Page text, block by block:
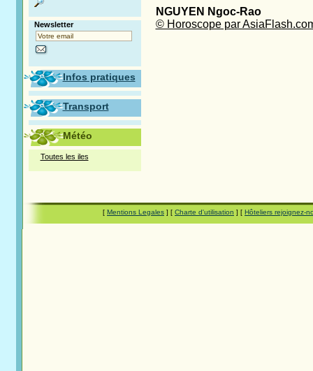
NGUYEN Ngoc-Rao
© Horoscope par
Newsletter
Infos pratiques
Transport
Météo
Toutes les iles
[ Mentions Legales ] [ Charte d'utilisation ] [ Hôteliers rejoignez-